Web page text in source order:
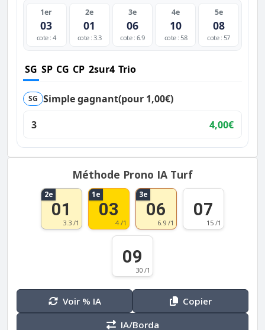
1er
03
cote : 4
2e
01
cote : 3.3
3e
06
cote : 6.9
4e
10
cote : 58
5e
08
cote : 57
SG SP CG CP 2sur4 Trio
SG Simple gagnant(pour 1,00€)
3
4,00€
Méthode Prono IA Turf
2e
01
3.3 /1
1e
03
4 /1
3e
06
6.9 /1
07
15 /1
09
30 /1
Voir % IA
Copier
IA/Borda